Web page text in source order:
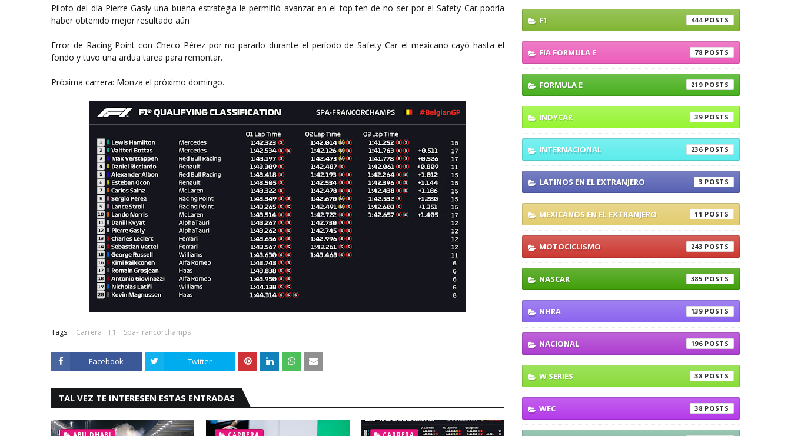
Piloto del día Pierre Gasly una buena estrategia le permitió avanzar en el top ten de no ser por el Safety Car podría
haber obtenido mejor resultado aún
Error de Racing Point con Checo Pérez por no pararlo durante el período de Safety Car el mexicano cayó hasta el
fondo y tuvo una ardua tarea para remontar.
Próxima carrera: Monza el próximo domingo.
Tags: Carrera F1 Spa-Francorchamps
Facebook Twitter
TAL VEZ TE INTERESEN ESTAS ENTRADAS
F1 444
FIA FORMULA E 78
FORMULA E 219
INDYCAR 39
INTERNACIONAL 236
LATINOS EN EL EXTRANJERO 3
MEXICANOS EN EL EXTRANJERO 11
MOTOCICLISMO 243
NASCAR 385
NHRA 139
NACIONAL 196
W SERIES 38
WEC 38